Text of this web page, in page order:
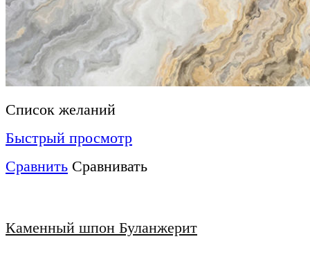
Список желаний
Быстрый просмотр
Сравнить Сравнивать
Каменный шпон Буланжерит